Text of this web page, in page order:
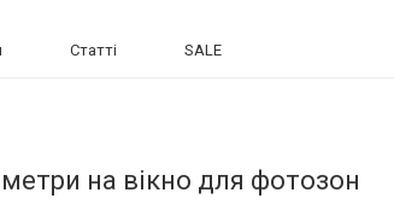
Статті SALE
на вікно для фотозон